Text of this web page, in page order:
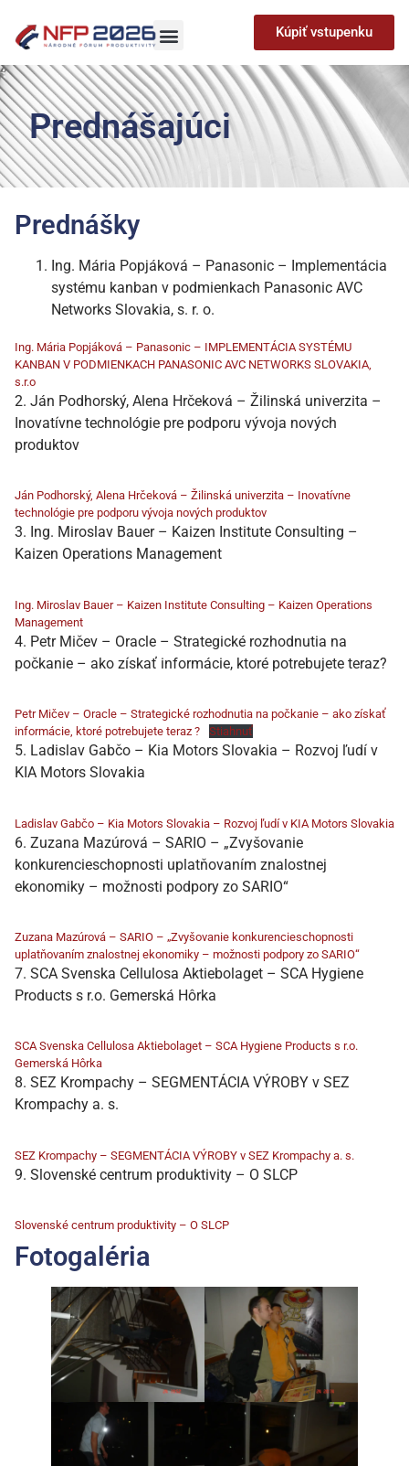
Kúpiť vstupenku
Prednášajúci
Prednášky
Ing. Mária Popjáková – Panasonic – Implementácia
systému kanban v podmienkach Panasonic AVC
Networks Slovakia, s. r. o.
Ing. Mária Popjáková – Panasonic – IMPLEMENTÁCIA SYSTÉMU
KANBAN V PODMIENKACH PANASONIC AVC NETWORKS SLOVAKIA,
s.r.o
2. Ján Podhorský, Alena Hrčeková – Žilinská univerzita –
Inovatívne technológie pre podporu vývoja nových
produktov
Ján Podhorský, Alena Hrčeková – Žilinská univerzita – Inovatívne
technológie pre podporu vývoja nových produktov
3. Ing. Miroslav Bauer – Kaizen Institute Consulting –
Kaizen Operations Management
Ing. Miroslav Bauer – Kaizen Institute Consulting – Kaizen Operations
Management
4. Petr Mičev – Oracle – Strategické rozhodnutia na
počkanie – ako získať informácie, ktoré potrebujete teraz?
Petr Mičev – Oracle – Strategické rozhodnutia na počkanie – ako získať
informácie, ktoré potrebujete teraz ?
Stiahnuť
5. Ladislav Gabčo – Kia Motors Slovakia – Rozvoj ľudí v
KIA Motors Slovakia
Ladislav Gabčo – Kia Motors Slovakia – Rozvoj ľudí v KIA Motors Slovakia
6. Zuzana Mazúrová – SARIO – „Zvyšovanie
konkurencieschopnosti uplatňovaním znalostnej
ekonomiky – možnosti podpory zo SARIO“
Zuzana Mazúrová – SARIO – „Zvyšovanie konkurencieschopnosti
uplatňovaním znalostnej ekonomiky – možnosti podpory zo SARIO“
7. SCA Svenska Cellulosa Aktiebolaget – SCA Hygiene
Products s r.o. Gemerská Hôrka
SCA Svenska Cellulosa Aktiebolaget – SCA Hygiene Products s r.o.
Gemerská Hôrka
8. SEZ Krompachy – SEGMENTÁCIA VÝROBY v SEZ
Krompachy a. s.
SEZ Krompachy – SEGMENTÁCIA VÝROBY v SEZ Krompachy a. s.
9. Slovenské centrum produktivity – O SLCP
Slovenské centrum produktivity – O SLCP
Fotogaléria